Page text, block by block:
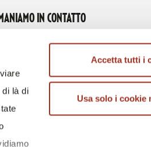
là di
Accetta tutti i
Usa solo i cookie
IN CONTATTO
STORE
SCARICA
SU GOOGLE